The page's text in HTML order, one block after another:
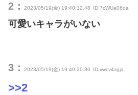
2： 2023/05/19(金) 19:40:12.48 ID:7cWUa06da
可愛いキャラがいない
3： 2023/05/19(金) 19:40:30.30 ID:vwcv4zgja
>>2